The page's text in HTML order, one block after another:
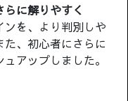
に解りやすく
を、より判別しや
、初心者にさらに
アップしました。